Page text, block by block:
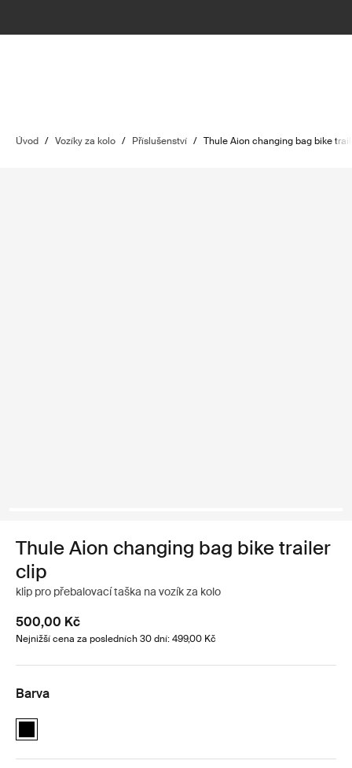
Úvod / Vozíky za kolo / Příslušenství / Thule Aion changing bag bike
Thule Aion changing bag bike trailer
clip
klip pro přebalovací taška na vozík za kolo
500,00 Kč
Nejnižší cena za posledních 30 dní: 499,00 Kč
Barva
Thule Aion changing bag bike trailer clip Černá (selected)